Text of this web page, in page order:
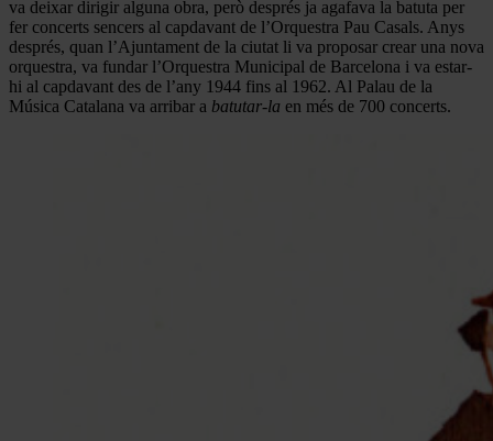
va deixar dirigir alguna obra, però després ja agafava la batuta per
fer concerts sencers al capdavant de l’Orquestra Pau Casals. Anys
després, quan l’Ajuntament de la ciutat li va proposar crear una nova
orquestra, va fundar l’Orquestra Municipal de Barcelona i va estar-
hi al capdavant des de l’any 1944 fins al 1962. Al Palau de la
Música Catalana va arribar a batutar-la en més de 700 concerts.